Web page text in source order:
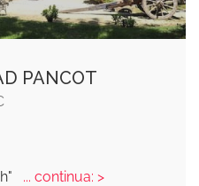
PANCOT
... continua: >